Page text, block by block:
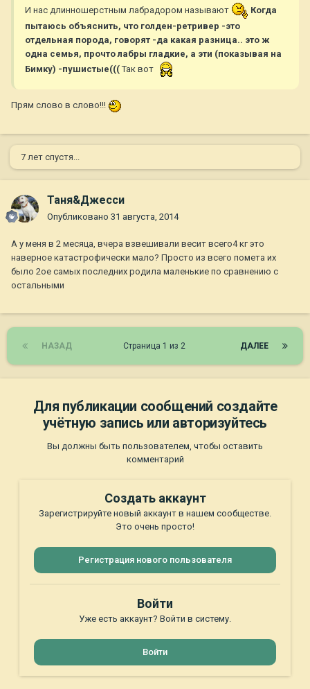
И нас длинношерстным лабрадором называют
Когда
пытаюсь объяснить, что голден-ретривер -это
отдельная порода, говорят -да какая разница.. это ж
одна семья, прочто лабры гладкие, а эти (показывая на
Бимку) -пушистые(((Так вот
Прям слово в слово!!!
7 лет спустя...
Таня&Джесси
Опубликовано 31 августа, 2014
А у меня в 2 месяца, вчера взвешивали весит всего4 кг это
наверное катастрофически мало? Просто из всего помета их
было 2ое самых последних родила маленькие по сравнению с
остальными
НАЗАД ДАЛЕЕ
Страница 1 из 2
Для публикации сообщений создайте
учётную запись или авторизуйтесь
Вы должны быть пользователем, чтобы оставить
комментарий
Создать аккаунт
Зарегистрируйте новый аккаунт в нашем сообществе.
Это очень просто!
Регистрация нового пользователя
Войти
Уже есть аккаунт? Войти в систему.
Войти